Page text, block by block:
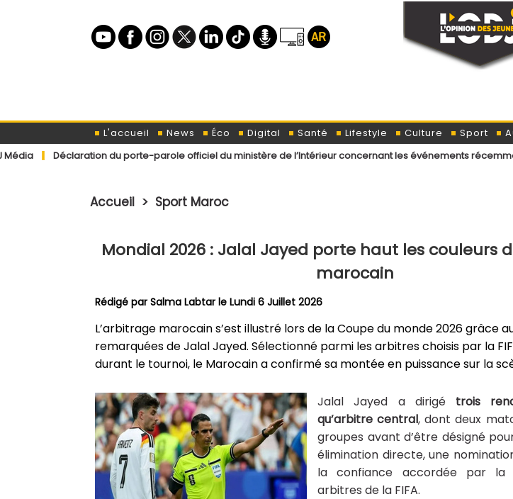
L'accueil News Éco Digital Santé Lifestyle Culture Sport
du porte-parole officiel du ministère de l’Intérieur concernant les événements récemment survenus
Accueil > Sport Maroc
Mondial 2026 : Jalal Jayed porte haut les couleurs
marocain
Rédigé parSalma Labtarle Lundi 6 Juillet 2026
L’arbitrage marocain s’est illustré lors de la Coupe du monde 2026 grâce
remarquées de Jalal Jayed. Sélectionné parmi les arbitres choisis par la
durant le tournoi, le Marocain a confirmé sa montée en puissance sur la
Jalal Jayed a dirigétrois
qu’arbitre central, dont deux
groupes avant d’être désigné
élimination directe, une
la confiance accordée par la
arbitres de la FIFA.